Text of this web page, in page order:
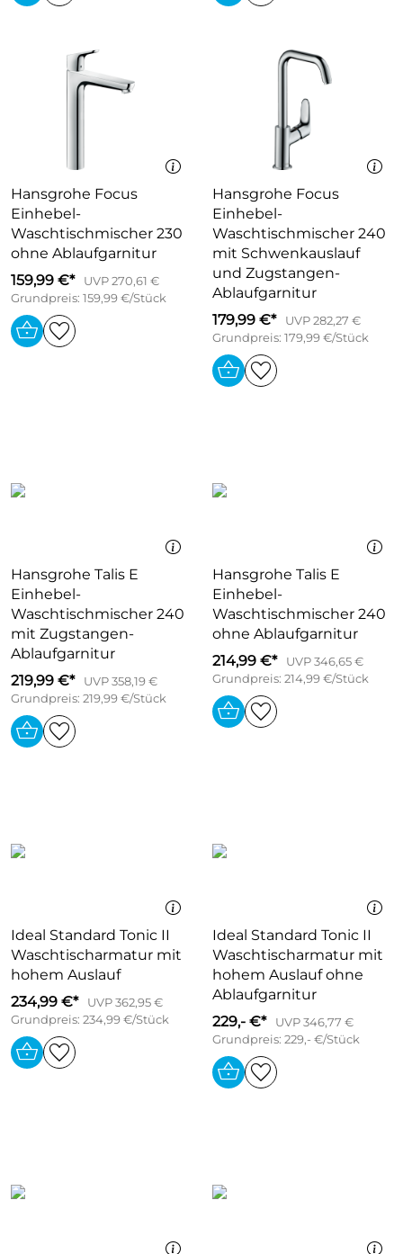
Hansgrohe Focus
Einhebel-
Waschtischmischer 230
ohne Ablaufgarnitur
159,99 €*
UVP 270,61 €
Grundpreis: 159,99 €/Stück
Hansgrohe Focus
Einhebel-
Waschtischmischer 240
mit Schwenkauslauf
und Zugstangen-
Ablaufgarnitur
179,99 €*
UVP 282,27 €
Grundpreis: 179,99 €/Stück
Hansgrohe Talis E
Einhebel-
Waschtischmischer 240
mit Zugstangen-
Ablaufgarnitur
219,99 €*
UVP 358,19 €
Grundpreis: 219,99 €/Stück
Hansgrohe Talis E
Einhebel-
Waschtischmischer 240
ohne Ablaufgarnitur
214,99 €*
UVP 346,65 €
Grundpreis: 214,99 €/Stück
Ideal Standard Tonic II
Waschtischarmatur mit
hohem Auslauf
234,99 €*
UVP 362,95 €
Grundpreis: 234,99 €/Stück
Ideal Standard Tonic II
Waschtischarmatur mit
hohem Auslauf ohne
Ablaufgarnitur
229,- €*
UVP 346,77 €
Grundpreis: 229,- €/Stück